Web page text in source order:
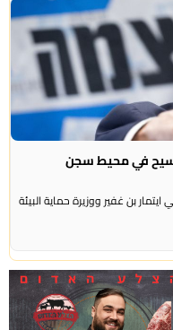
في محيط سجن
بن غفير ووزيرة حماية البيئة